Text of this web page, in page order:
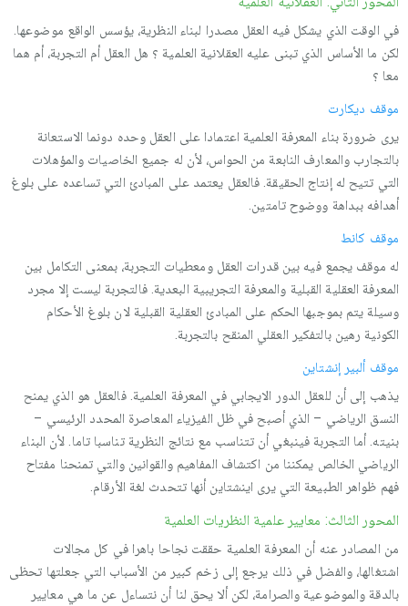
في الوقت الذي یشكل فیه العقل مصدرا لبناء النظریة، یؤسس الواقع موضوعها.
لكن ما الأساس الذي تبنى علیه العقلانیة العلمیة ؟ هل العقل أم التجربة، أم هما
معا ؟
موقف دیكارت
يرى ضرورة بناء المعرفة العلمیة اعتمادا على العقل وحده دونما الاستعانة
بالتجارب والمعارف النابعة من الحواس، لأن له جمیع الخاصیات والمؤهلات
التي تتیح له إنتاج الحقیقة. فالعقل یعتمد على المبادئ التي تساعده على بلوغ
أهدافه ببداهة ووضوح تامتین.
موقف كانط
له موقف یجمع فیه بین قدرات العقل ومعطیات التجربة، بمعنى التكامل بین
المعرفة العقلیة القبلیة والمعرفة التجریبیة البعدیة. فالتجربة لیست إلا مجرد
وسیلة یتم بموجبها الحكم على المبادئ العقلیة القبلیة لان بلوغ الأحكام
الكونیة رهین بالتفكیر العقلي المنقح بالتجربة.
موقف ألبیر إنشتاین
یذهب إلى أن للعقل الدور الایجابي في المعرفة العلمیة. فالعقل هو الذي یمنح
النسق الریاضي – الذي أصبح في ظل الفیزیاء المعاصرة المحدد الرئیسي –
بنیته. أما التجربة فینبغي أن تتناسب مع نتائج النظریة تناسبا تاما. لأن البناء
الریاضي الخالص یمكننا من اكتشاف المفاهیم والقوانین والتي تمنحنا مفتاح
فهم ظواهر الطبیعة التي یرى اینشتاین أنها تتحدث لغة الأرقام.
المحور الثالث: معايير علمية النظريات العلمية
من المصادر عنه أن المعرفة العلمیة حققت نجاحا باهرا في كل مجالات
اشتغالها، والفضل في ذلك یرجع إلى زخم كبیر من الأسباب التي جعلتها تحظى
بالدقة والموضوعیة والصرامة، لكن ألا یحق لنا أن نتساءل عن ما هي معاییر